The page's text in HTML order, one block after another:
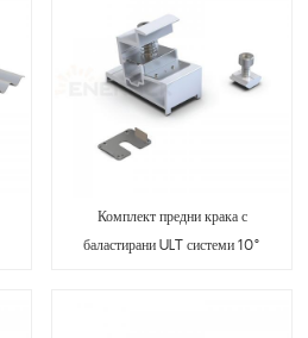
Комплект предни крака с
баластирани ULT системи 10°